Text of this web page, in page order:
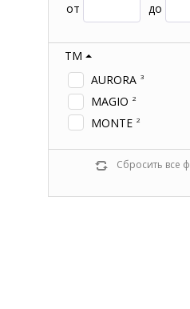
от до
ТМ
AURORA 3
MAGIO 2
MONTE 2
Сбросить все